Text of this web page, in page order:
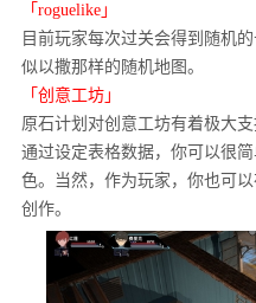
「roguelike」
目前玩家每次过关会得到随机
似以撒那样的随机地图。
「创意工坊」
原石计划对创意工坊有着极大
通过设定表格数据，你可以很
色。当然，作为玩家，你也可
创作。